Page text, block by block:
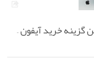
خرید آیفون –